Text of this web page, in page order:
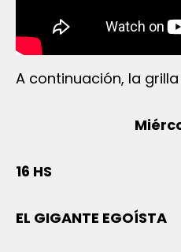
A continuación, la
16 HS
EL GIGANTE EGOÍSTA